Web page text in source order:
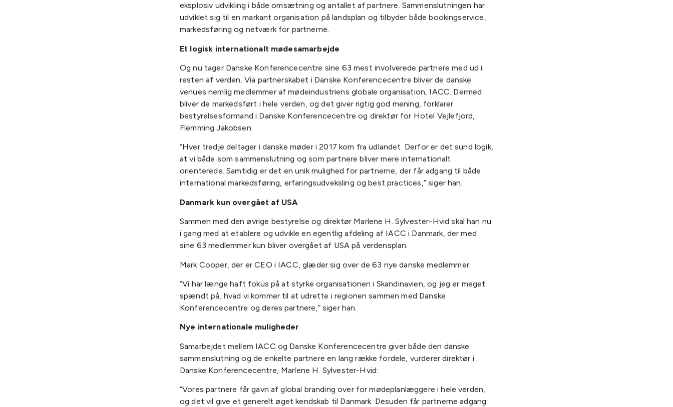
eksplosiv udvikling i både omsætning og antallet af partnere. Sammenslutningen har
udviklet sig til en markant organisation på landsplan og tilbyder både bookingservice,
markedsføring og netværk for partnerne.
Et logisk internationalt mødesamarbejde
Og nu tager Danske Konferencecentre sine 63 mest involverede partnere med ud i
resten af verden. Via partnerskabet i Danske Konferencecentre bliver de danske
venues nemlig medlemmer af mødeindustriens globale organisation, IACC. Dermed
bliver de markedsført i hele verden, og det giver rigtig god mening, forklarer
bestyrelsesformand i Danske Konferencecentre og direktør for Hotel Vejlefjord,
Flemming Jakobsen.
“Hver tredje deltager i danske møder i 2017 kom fra udlandet. Derfor er det sund logik,
at vi både som sammenslutning og som partnere bliver mere internationalt
orienterede. Samtidig er det en unik mulighed for partnerne, der får adgang til både
international markedsføring, erfaringsudveksling og best practices,” siger han.
Danmark kun overgået af USA
Sammen med den øvrige bestyrelse og direktør Marlene H. Sylvester-Hvid skal han nu
i gang med at etablere og udvikle en egentlig afdeling af IACC i Danmark, der med
sine 63 medlemmer kun bliver overgået af USA på verdensplan.
Mark Cooper, der er CEO i IACC, glæder sig over de 63 nye danske medlemmer:
“Vi har længe haft fokus på at styrke organisationen i Skandinavien, og jeg er meget
spændt på, hvad vi kommer til at udrette i regionen sammen med Danske
Konferencecentre og deres partnere,” siger han.
Nye internationale muligheder
Samarbejdet mellem IACC og Danske Konferencecentre giver både den danske
sammenslutning og de enkelte partnere en lang række fordele, vurderer direktør i
Danske Konferencecentre, Marlene H. Sylvester-Hvid:
“Vores partnere får gavn af global branding over for mødeplanlæggere i hele verden,
og det vil give et generelt øget kendskab til Danmark. Desuden får partnerne adgang